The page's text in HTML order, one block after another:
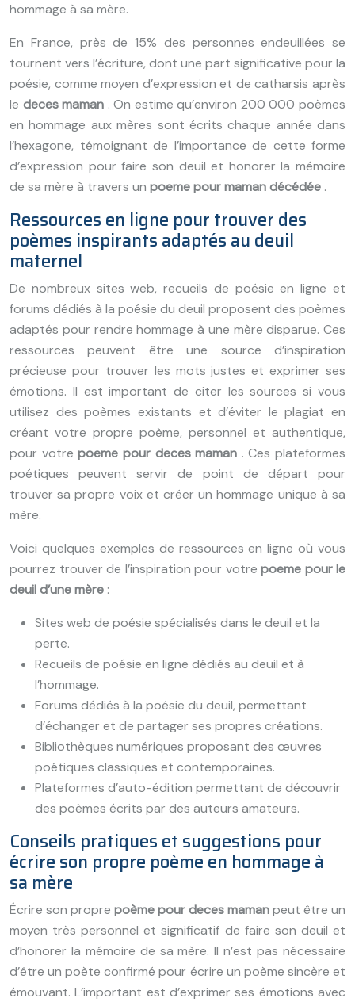
hommage à sa mère.
En France, près de 15% des personnes endeuillées se
tournent vers l’écriture, dont une part significative pour la
poésie, comme moyen d’expression et de catharsis après
le deces maman . On estime qu’environ 200 000 poèmes
en hommage aux mères sont écrits chaque année dans
l’hexagone, témoignant de l’importance de cette forme
d’expression pour faire son deuil et honorer la mémoire
de sa mère à travers un poeme pour maman décédée .
Ressources en ligne pour trouver des
poèmes inspirants adaptés au deuil
maternel
De nombreux sites web, recueils de poésie en ligne et
forums dédiés à la poésie du deuil proposent des poèmes
adaptés pour rendre hommage à une mère disparue. Ces
ressources peuvent être une source d’inspiration
précieuse pour trouver les mots justes et exprimer ses
émotions. Il est important de citer les sources si vous
utilisez des poèmes existants et d’éviter le plagiat en
créant votre propre poème, personnel et authentique,
pour votrepoeme pour deces maman . Ces plateformes
poétiques peuvent servir de point de départ pour
trouver sa propre voix et créer un hommage unique à sa
mère.
Voici quelques exemples de ressources en ligne où vous
pourrez trouver de l’inspiration pour votre poeme pour le
deuil d’une mère :
Sites web de poésie spécialisés dans le deuil et la
perte.
Recueils de poésie en ligne dédiés au deuil et à
l’hommage.
Forums dédiés à la poésie du deuil, permettant
d’échanger et de partager ses propres créations.
Bibliothèques numériques proposant des œuvres
poétiques classiques et contemporaines.
Plateformes d’auto-édition permettant de découvrir
des poèmes écrits par des auteurs amateurs.
Conseils pratiques et suggestions pour
écrire son propre poème en hommage à
sa mère
Écrire son propre poème pour deces mamanpeut être un
moyen très personnel et significatif de faire son deuil et
d’honorer la mémoire de sa mère. Il n’est pas nécessaire
d’être un poète confirmé pour écrire un poème sincère et
émouvant. L’important est d’exprimer ses émotions avec